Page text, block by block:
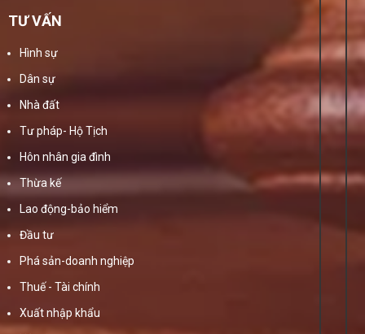
TƯ VẤN
Hình sự
Dân sự
Nhà đất
Tư pháp- Hộ Tịch
Hôn nhân gia đình
Thừa kế
Lao động-bảo hiểm
Đầu tư
Phá sản-doanh nghiệp
Thuế - Tài chính
Xuất nhập khẩu